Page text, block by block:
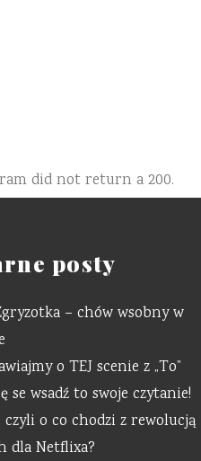
did not return a 200.
posty
– chów wsobny w
o TEJ scenie z „To”
se wsadź to swoje czytanie!
czyli o co chodzi z rewolucją
dla Netflixa?